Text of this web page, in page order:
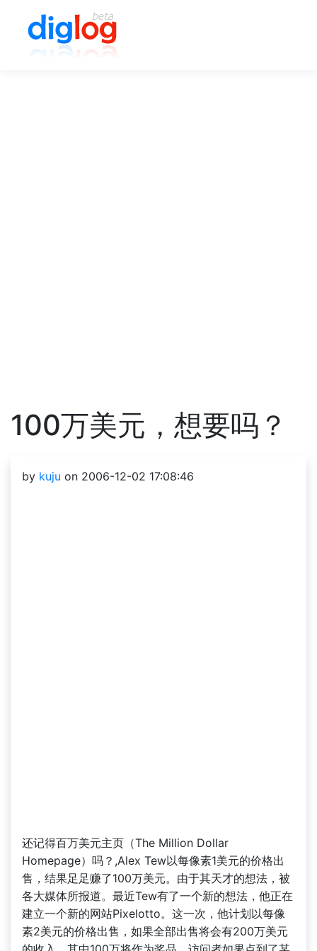
100万美元，想要吗？
by kuju on 2006-12-02 17:08:46
还记得百万美元主页（The Million Dollar
Homepage）吗？,Alex Tew以每像素1美元的价格出
售，结果足足赚了100万美元。由于其天才的想法，被
各大媒体所报道。最近Tew有了一个新的想法，他正在
建立一个新的网站Pixelotto。这一次，他计划以每像
素2美元的价格出售，如果全部出售将会有200万美元